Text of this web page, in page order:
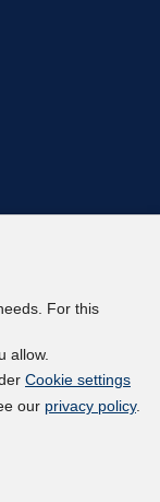
For this
allow.
Cookie settings
our privacy policy.